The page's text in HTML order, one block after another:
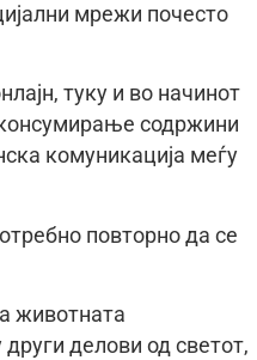
мрежи почесто
туку и во начинот
содржини
комуникација меѓу
повторно да се
животната
делови од светот,